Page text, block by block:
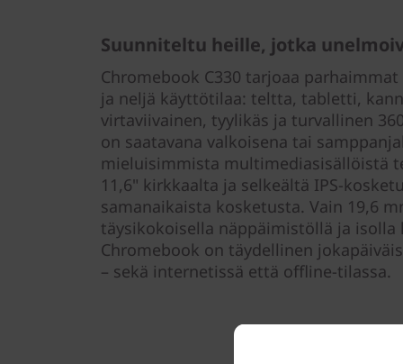
Suunniteltu heille, jotka
Chromebook C330 tarjoaa
ja neljä käyttötilaa: teltta, tabletti,
virtaviivainen, tyylikäs ja turvallinen
on saatavana valkoisena tai
mieluisimmista multimediasisällöistä
11,6" kirkkaalta ja selkeältä IPS-
samanaikaista kosketusta. Vain 19,6
täysikokoisella näppäimistöllä ja
Chromebook on täydellinen
– sekä internetissä että offline-tilassa.